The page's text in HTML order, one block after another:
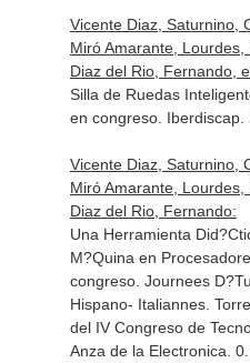
Vicente Diaz, Saturnino,
Miró Amarante, Lourdes,
Diaz del Rio, Fernando,
Silla de Ruedas
en congreso. Iberdiscap.
Vicente Diaz, Saturnino,
Miró Amarante, Lourdes,
Diaz del Rio, Fernando:
Una Herramienta
M?Quina en
congreso. Journees
Hispano- Italiannes.
del IV Congreso de
Anza de la Electronica.